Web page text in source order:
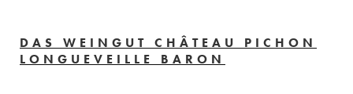
DAS WEINGUT CHÂTEAU PICHON
LONGUEVEILLE BARON